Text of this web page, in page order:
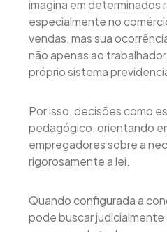
imagina em determinados
especialmente no
vendas, mas sua
não apenas ao
próprio sistema
Por isso, decisões como
pedagógico, orientando
empregadores sobre a
rigorosamente a lei.
Quando configurada a
pode buscar judicialmente